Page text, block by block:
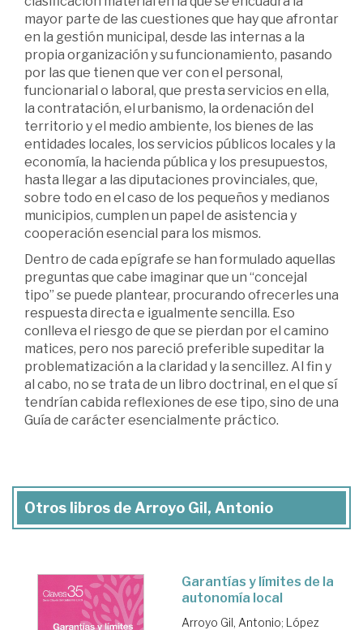
mayor parte de las cuestiones que hay que afrontar
en la gestión municipal, desde las internas a la
propia organización y su funcionamiento, pasando
por las que tienen que ver con el personal,
funcionarial o laboral, que presta servicios en ella,
la contratación, el urbanismo, la ordenación del
territorio y el medio ambiente, los bienes de las
entidades locales, los servicios públicos locales y la
economía, la hacienda pública y los presupuestos,
hasta llegar a las diputaciones provinciales, que,
sobre todo en el caso de los pequeños y medianos
municipios, cumplen un papel de asistencia y
cooperación esencial para los mismos.
Dentro de cada epígrafe se han formulado aquellas
preguntas que cabe imaginar que un “concejal
tipo” se puede plantear, procurando ofrecerles una
respuesta directa e igualmente sencilla. Eso
conlleva el riesgo de que se pierdan por el camino
matices, pero nos pareció preferible supeditar la
problematización a la claridad y la sencillez. Al fin y
al cabo, no se trata de un libro doctrinal, en el que sí
tendrían cabida reflexiones de ese tipo, sino de una
Guía de carácter esencialmente práctico.
Otros libros de Arroyo Gil, Antonio
Garantías y límites de la
autonomía local
Arroyo Gil, Antonio; López